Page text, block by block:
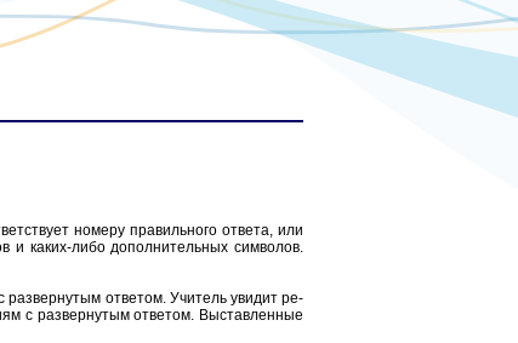
но­ме­ру пра­виль­но­го от­ве­та, или
и каких-либо до­пол­ни­тель­ных сим­во­лов.
раз­вер­ну­тым от­ве­том. Учи­тель уви­дит ре­
с раз­вер­ну­тым от­ве­том. Вы­став­лен­ные